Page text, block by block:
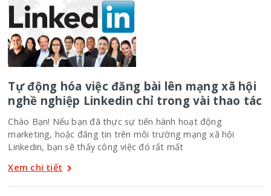
Tự động hóa việc đăng bài lên mạng xã hội
nghề nghiệp Linkedin chỉ trong vài thao tác
Chào Bạn! Nếu bạn đã thực sự tiến hành hoạt động
marketing, hoặc đăng tin trên môi trường mạng xã hội
Linkedin, bạn sẽ thấy công việc đó rất mất
Xem chi tiết